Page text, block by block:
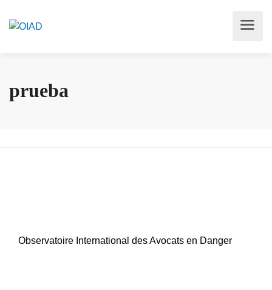
prueba
Observatoire International des Avocats en Danger